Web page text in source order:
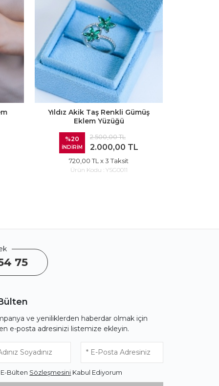
Yıldız Akik Taş Renkli Gümüş
Eklem Yüzüğü
%20
İNDİRİM
2.500,00 TL
2.000,00 TL
720,00 TL x 3 Taksit
Ürün Kodu : YSG0011
75
ve yeniliklerden haberdar olmak için
e-posta adresinizi listemize ekleyin.
E-Bülten Sözleşmesini Kabul Ediyorum